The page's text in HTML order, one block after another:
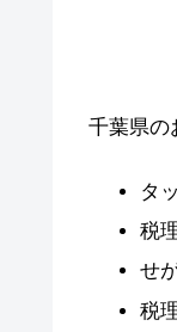
千葉県の
タ
税
せ
税